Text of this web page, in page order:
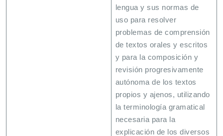
lengua y sus normas de
uso para resolver
problemas de comprensión
de textos orales y escritos
y para la composición y
revisión progresivamente
autónoma de los textos
propios y ajenos, utilizando
la terminología gramatical
necesaria para la
explicación de los diversos